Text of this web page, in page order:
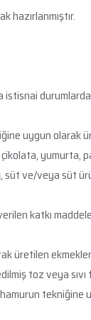
hazırlanmıştır.
uygun olarak
yumurta,
süt ve/veya süt
katkı
üretilen
toz veya
tekniğine